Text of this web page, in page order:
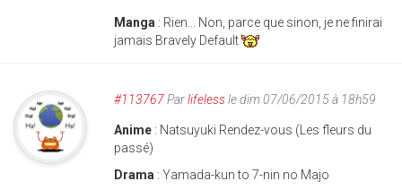
Manga : Rien... Non, parce que sinon, je ne finirai
jamais Bravely Default
#113767Parlifelessle dim 07/06/2015 à 18h59
Anime : Natsuyuki Rendez-vous (Les fleurs du
passé)
Drama : Yamada-kun to 7-nin no Majo